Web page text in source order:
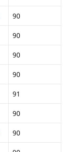
90
90
90
90
91
90
90